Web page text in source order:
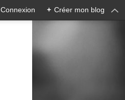
Connexion + Créer mon blog